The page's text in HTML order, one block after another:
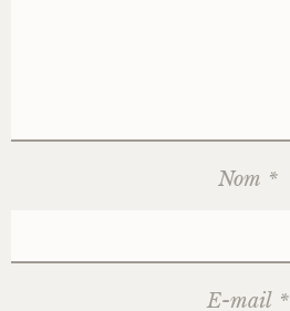
Nom *
E-mail *